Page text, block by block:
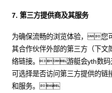
7. 第三方提供商及其服务
为确保流畅的浏览体验，您
其合作伙伴外部的第三方（下文
络链接。游艇会yth数码
可选择是否访问第三方提供
和服务。